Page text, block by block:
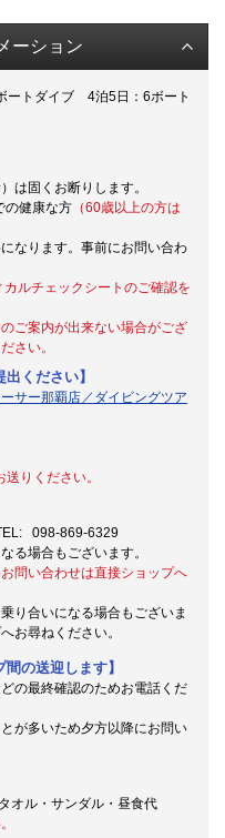
ーション
トダイブ 4泊5日：6ボート
は固くお断りします。
の健康な方 （60歳以上の方は
なります。事前にお問い合わ
ルチェックシートのご確認を
ご案内が出来ない場合がござ
さい。
ください】
ー那覇店／ダイビングツア
りください。
098-869-6329
る場合もございます。
問い合わせは直接ショップへ
り合いになる場合もございま
お尋ねください。
の送迎します】
の最終確認のためお電話くだ
が多いため夕方以降にお問い
オル・サンダル・昼食代